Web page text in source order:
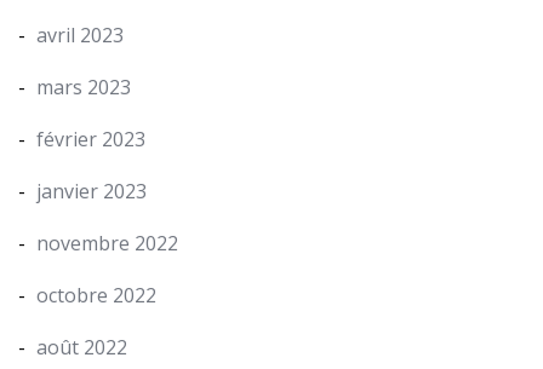
avril 2023
mars 2023
février 2023
janvier 2023
novembre 2022
octobre 2022
août 2022